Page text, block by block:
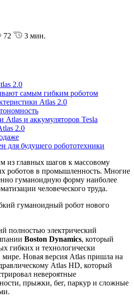
72 3 мин.
2.0
самым гибким роботом
Atlas 2.0
Atlas и аккумуляторов Tesla
2.0
для будущего робототехники
из главных шагов к массовому
роботов в промышленность. Многие
гуманоидную форму наиболее
человеческого труда.
полностью электрический
Boston Dynamics, который
гибких и технологически
Новая версия Atlas пришла на
Atlas HD, который
невероятные
прыжки, бег, паркур и сложные